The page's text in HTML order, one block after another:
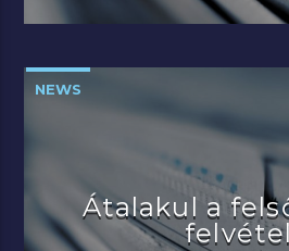
NEWS
Átalakul a